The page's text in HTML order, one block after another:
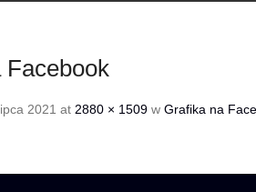
Facebook
2021 at 2880 × 1509 w Grafika na